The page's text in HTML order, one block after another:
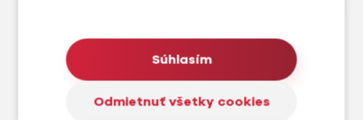
Trenujeme
sa zameriava na prémiové cyklistické a outdoorové
Súhlasím
Odmietnuť všetky cookies